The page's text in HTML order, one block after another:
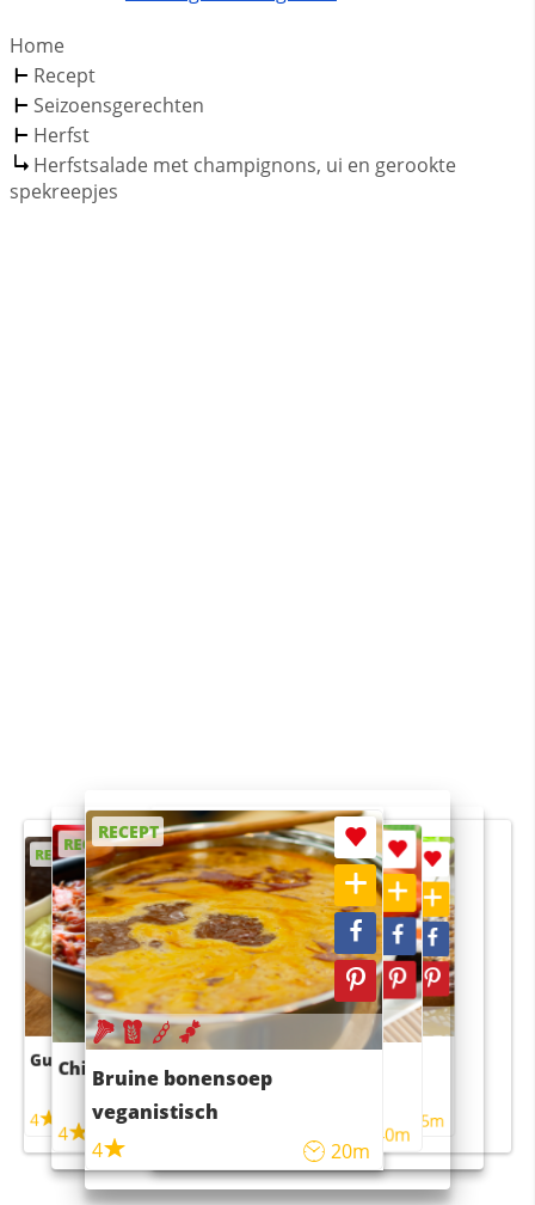
Home
Recept
Seizoensgerechten
Herfst
Herfstsalade met champignons, ui en gerookte
spekreepjes
RECEPT
Guacamole
4
RECEPT
Chili con carne
4
RECEPT
Bruine bonensoep
veganistisch
4
20m
RECEPT
Sushi rijstsalade
maaltijdsalade
40m
RECEPT
4 55m